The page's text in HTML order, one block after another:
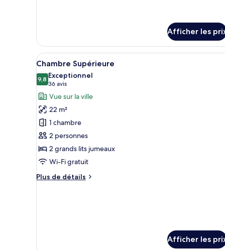
Individuelle
Intérieure
Afficher les
Afficher
toutes
les
photos
pour
ce
type
de
chambre :
Chambre
Supérieure
Une chambre d’hôtel avec
17
Chambre Supérieure
9,89,8 sur 10
Exceptionnel
36 avis
(36 avis)
Vue sur la ville
22 m²
1 chambre
2 personnes
2 grands lits jumeaux
Wi-Fi gratuit
Plus de détails
Plus
Afficher les